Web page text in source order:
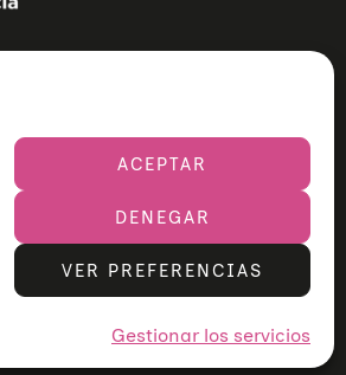
Gestionar los servicios
ACEPTAR
DENEGAR
VER PREFERENCIAS